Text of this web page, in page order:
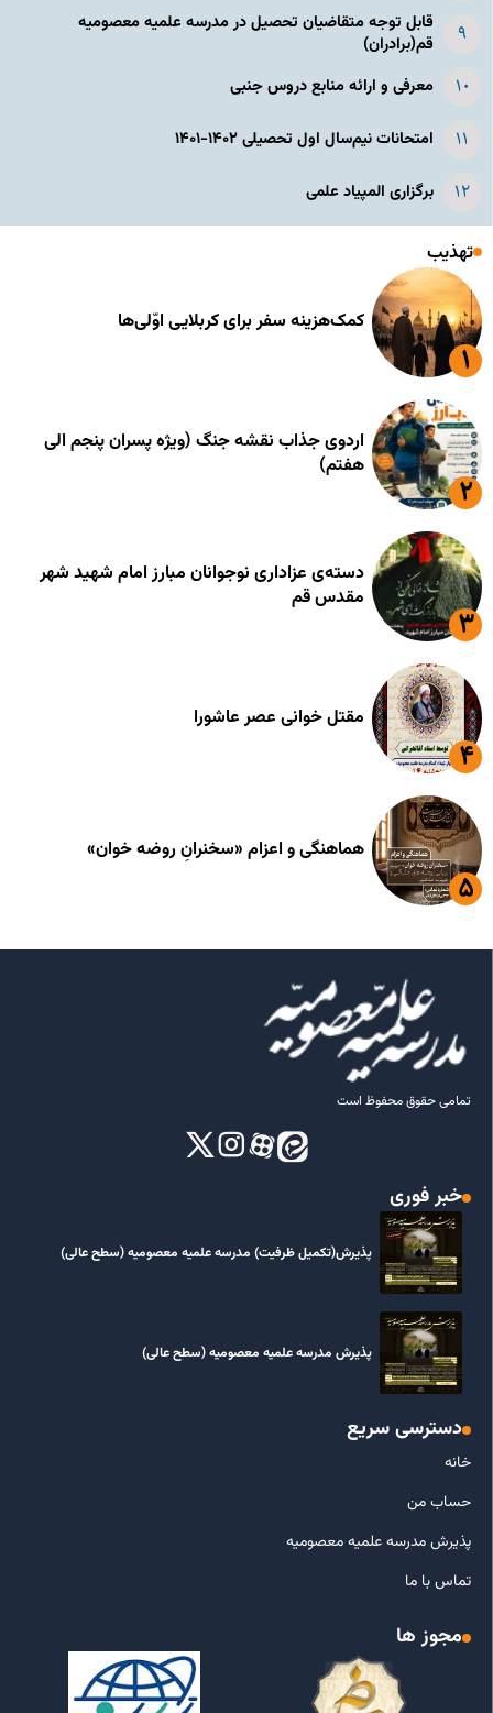
قابل توجه متقاضیان تحصیل در مدرسه علمیه معصومیه
قم(برادران)
معرفی و ارائه منابع دروس جنبی
امتحانات نیم‌سال اول تحصیلی ۱۴۰۲-۱۴۰۱
برگزاری المپیاد علمی
تهذیب
کمک‌هزینه سفر برای کربلایی اوّلی‌ها
اردوی جذاب نقشه جنگ (ویژه پسران پنجم الی
هفتم)
دسته‌ی عزاداری نوجوانان مبارز امام شهید شهر
مقدس قم
مقتل خوانی عصر عاشورا
هماهنگی و اعزام «سخنرانِ روضه خوان»
تمامی حقوق محفوظ است
خبر فوری
پذیرش(تکمیل ظرفیت) مدرسه علمیه معصومیه‌ (سطح عالی)
پذیرش مدرسه علمیه معصومیه‌ (سطح عالی)
دسترسی سریع
خانه
حساب من
پذیرش مدرسه علمیه معصومیه
تماس با ما
مجوز ها